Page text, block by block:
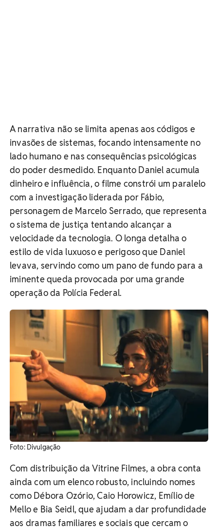
A narrativa não se limita apenas aos códigos e
invasões de sistemas, focando intensamente no
lado humano e nas consequências psicológicas
do poder desmedido. Enquanto Daniel acumula
dinheiro e influência, o filme constrói um paralelo
com a investigação liderada por Fábio,
personagem de Marcelo Serrado, que representa
o sistema de justiça tentando alcançar a
velocidade da tecnologia. O longa detalha o
estilo de vida luxuoso e perigoso que Daniel
levava, servindo como um pano de fundo para a
iminente queda provocada por uma grande
operação da Polícia Federal.
Foto: Divulgação
Com distribuição da Vitrine Filmes, a obra conta
ainda com um elenco robusto, incluindo nomes
como Débora Ozório, Caio Horowicz, Emílio de
Mello e Bia Seidl, que ajudam a dar profundidade
aos dramas familiares e sociais que cercam o